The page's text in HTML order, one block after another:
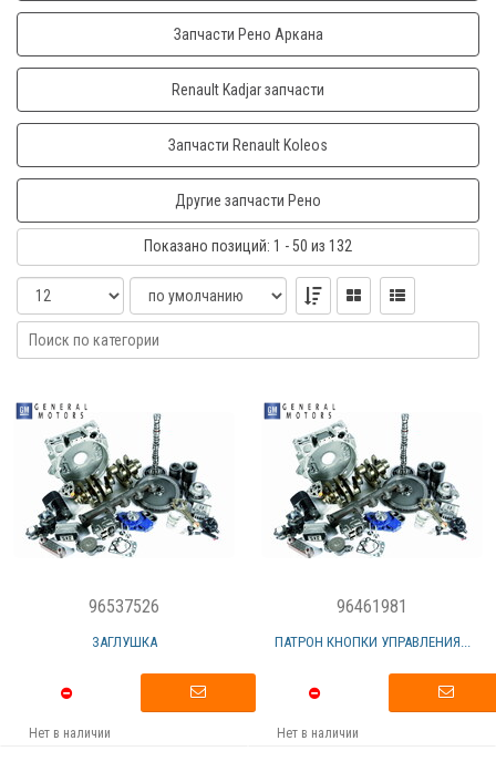
Запчасти Рено Аркана
Renault Kadjar запчасти
Запчасти Renault Koleos
Другие запчасти Рено
Показано позиций: 1 - 50 из 132
96537526
ЗАГЛУШКА
Нет в наличии
96461981
ПАТРОН КНОПКИ УПРАВЛЕНИЯ...
Нет в наличии